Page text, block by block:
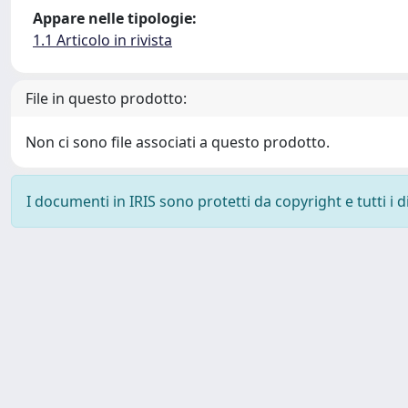
Appare nelle tipologie:
1.1 Articolo in rivista
File in questo prodotto:
Non ci sono file associati a questo prodotto.
I documenti in IRIS sono protetti da copyright e tutti i